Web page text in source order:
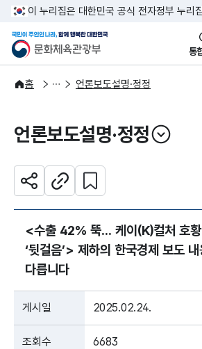
본문 바
주메뉴
이 누리집은 대한민국 공식 전자정부 누리
문화체육관광부
국민이 주인인 나라통
홈
알림·소식
보도·뉴스 언론보도설명·정정
언론보도설명·정정
열기
공유하기주소복사
관심 콘텐츠 설정하기
<수출 42% 뚝... 케이(K)컬처 호
‘뒷걸음’> 제하의 한국경제 보도
다릅니다
게시일 2025.02.24.
조회수 6683